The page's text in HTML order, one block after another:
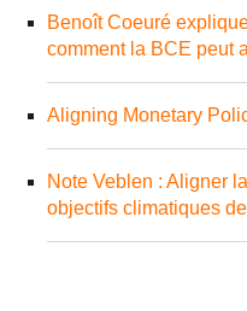
Benoît Coeuré
comment la BCE peut
Aligning Monetary
Note Veblen : Aligner
objectifs climatiques